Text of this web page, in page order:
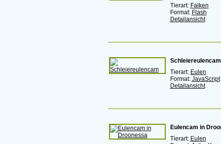
Tierart: Falken
Format: Flash
Detailansicht
Schleiereulencam
Tierart: Eulen
Format: JavaScript
Detailansicht
Eulencam in
Tierart: Eulen